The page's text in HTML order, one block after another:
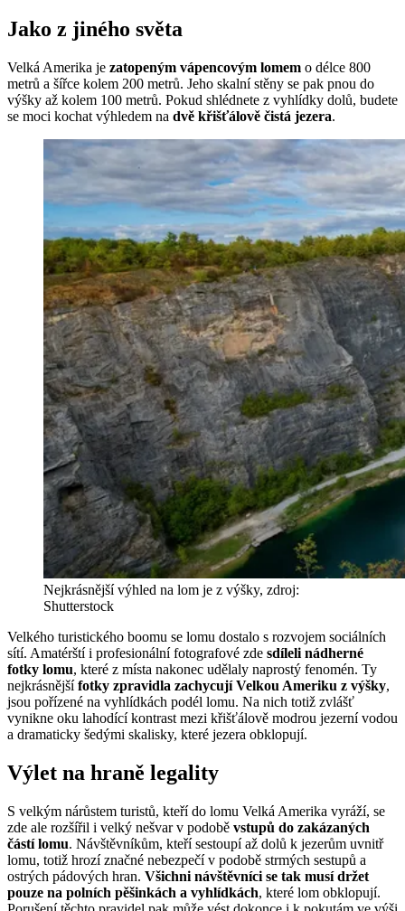
Jako z jiného světa
Velká Amerika je zatopeným vápencovým lomem o délce 800
metrů a šířce kolem 200 metrů. Jeho skalní stěny se pak pnou do
výšky až kolem 100 metrů. Pokud shlédnete z vyhlídky dolů, budete
se moci kochat výhledem na dvě křišťálově čistá jezera.
Nejkrásnější výhled na lom je z výšky, zdroj:
Shutterstock
Velkého turistického boomu se lomu dostalo s rozvojem sociálních
sítí. Amatérští i profesionální fotografové zde sdíleli nádherné
fotky lomu, které z místa nakonec udělaly naprostý fenomén. Ty
nejkrásnějšífotky zpravidla zachycují Velkou Ameriku z výšky,
jsou pořízené na vyhlídkách podél lomu. Na nich totiž zvlášť
vynikne oku lahodící kontrast mezi křišťálově modrou jezerní vodou
a dramaticky šedými skalisky, které jezera obklopují.
Výlet na hraně legality
S velkým nárůstem turistů, kteří do lomu Velká Amerika vyráží, se
zde ale rozšířil i velký nešvar v podobě vstupů do zakázaných
částí lomu. Návštěvníkům, kteří sestoupí až dolů k jezerům uvnitř
lomu, totiž hrozí značné nebezpečí v podobě strmých sestupů a
ostrých pádových hran. Všichni návštěvníci se tak musí držet
pouze na polních pěšinkách a vyhlídkách, které lom obklopují.